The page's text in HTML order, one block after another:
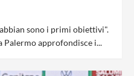
sono i primi obiettivi".
Palermo approfondisce i...